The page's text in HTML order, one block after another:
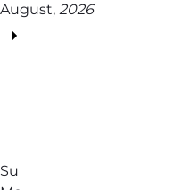
August, 2026
Su